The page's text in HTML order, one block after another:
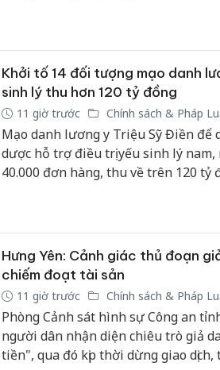
Khởi tố 14 đối tượng mạo danh
sinh lý thu hơn 120 tỷ đồng
11 giờ trước Chính sách & Pháp
Mạo danh lương y Triệu Sỹ Điền để
dược hỗ trợ điều trị yếu sinh lý
40.000 đơn hàng, thu về trên 120 tỷ
Hưng Yên: Cảnh giác thủ đoạn
chiếm đoạt tài sản
11 giờ trước Chính sách & Pháp
Phòng Cảnh sát hình sự Công an
người dân nhận diện chiêu trò giả
tiền", qua đó kịp thời dừng giao